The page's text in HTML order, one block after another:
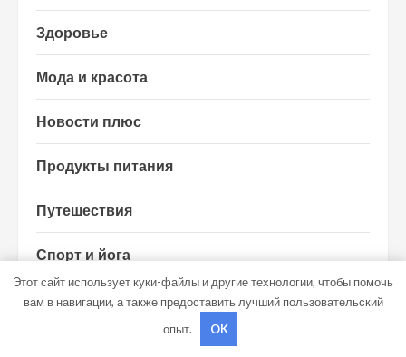
Здоровье
Мода и красота
Новости плюс
Продукты питания
Путешествия
Спорт и йога
ВОЗМОЖНО, ВЫ ПРОПУСТИЛИ
Этот сайт использует куки-файлы и другие технологии, чтобы помочь
вам в навигации, а также предоставить лучший пользовательский
опыт.
OK